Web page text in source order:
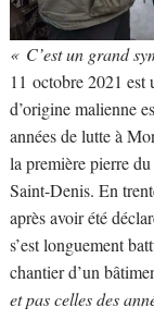
« C’est un grand
11 octobre 2021
d’origine malienne
années de lutte à
la première pierre
Saint-Denis. En
après avoir été
s’est longuement
chantier d’un
et pas celles des